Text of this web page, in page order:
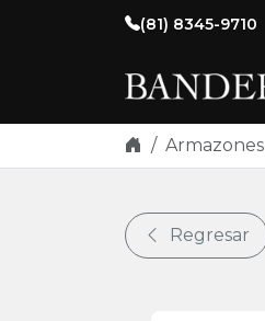
Skip navigation
(81) 8345-9710
Armazones
Regresar